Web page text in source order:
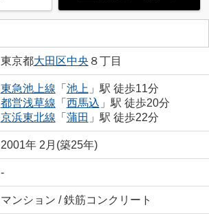
東京都大田区中央 ８丁目
東急池上線 「 池上 」駅 徒歩11分
都営浅草線 「 西馬込 」駅 徒歩20分
京浜東北線 「 蒲田 」駅 徒歩22分
2001年 2月(築25年)
-
マンション / 鉄筋コンクリート